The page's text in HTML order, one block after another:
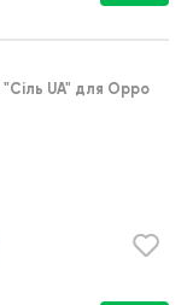
"Сіль UA" для Oppo